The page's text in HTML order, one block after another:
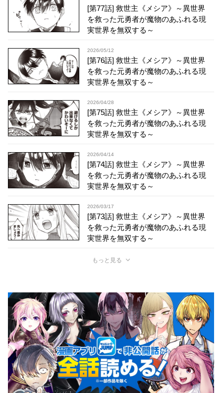
[第77話] 救世主《メシア》～異世界
を救った元勇者が魔物のあふれる現
実世界を無双する～
2026/05/12
[第76話] 救世主《メシア》～異世界
を救った元勇者が魔物のあふれる現
実世界を無双する～
2026/04/28
[第75話] 救世主《メシア》～異世界
を救った元勇者が魔物のあふれる現
実世界を無双する～
2026/04/14
[第74話] 救世主《メシア》～異世界
を救った元勇者が魔物のあふれる現
実世界を無双する～
2026/03/17
[第73話] 救世主《メシア》～異世界
を救った元勇者が魔物のあふれる現
実世界を無双する～
もっと見る